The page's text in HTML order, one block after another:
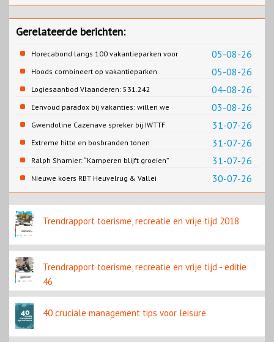
Gerelateerde berichten:
05-08-26
Horecabond langs 100 vakantieparken voor
Cao-recreatie
05-08-26
Hoods combineert op vakantieparken
recreatie en wonen
04-08-26
Logiesaanbod Vlaanderen: 531.242
slaapplaatsen
03-08-26
Eenvoud paradox bij vakanties: willen we
eenvoud of toch goed verzorgd?
31-07-26
Gwendoline Cazenave spreker bij IWTTF
congres in Utrecht
31-07-26
Extreme hitte en bosbranden tonen
noodzaak snellere verduurzaming
31-07-26
Ralph Shamier: “Kamperen blijft groeien”
30-07-26
Nieuwe koers RBT Heuvelrug & Vallei
zichtbaar in eerste resultaten 2026
Trendrapport toerisme, recreatie en vrije tijd 2018
Trendrapport toerisme, recreatie en vrije tijd - editie
46
40 cruciale management tips voor leisure